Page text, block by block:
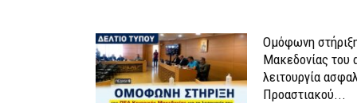
Ομόφωνη
Μακεδονίας του
λειτουργία
Προαστιακού...